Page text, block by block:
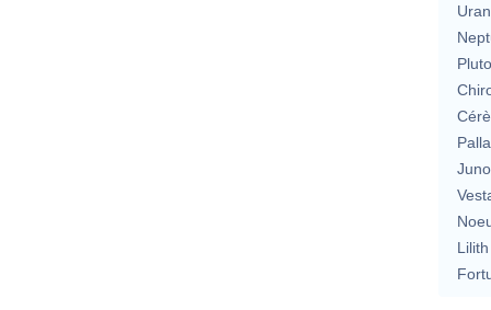
Lilith